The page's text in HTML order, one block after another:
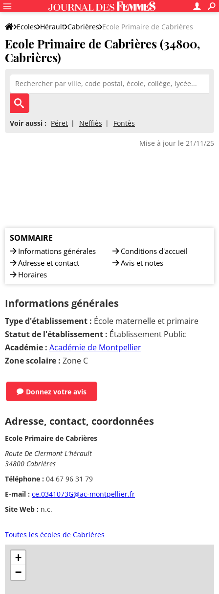
Ecoles Hérault Cabrières Ecole Primaire de Cabrières
Ecole Primaire de Cabrières (34800,
Cabrières)
Voir aussi : Péret Neffiès Fontès
Mise à jour le 21/11/25
SOMMAIRE
Informations générales
Adresse et contact
Horaires
Conditions d'accueil
Avis et notes
Informations générales
Type d'établissement : École maternelle et primaire
Statut de l'établissement : Établissement Public
Académie : Académie de Montpellier
Zone scolaire : Zone C
Donnez votre avis
Adresse, contact, coordonnées
Ecole Primaire de Cabrières
Route De Clermont L'hérault
34800 Cabrières
Téléphone : 04 67 96 31 79
E-mail : ce.0341073G@ac-montpellier.fr
Site Web : n.c.
Toutes les écoles de Cabrières
+
−